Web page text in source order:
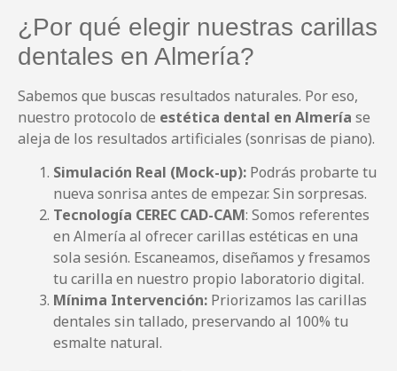
¿Por qué elegir nuestras carillas
dentales en Almería?
Sabemos que buscas resultados naturales. Por eso,
nuestro protocolo de estética dental en Almería se
aleja de los resultados artificiales (sonrisas de piano).
Simulación Real (Mock-up): Podrás probarte tu
nueva sonrisa antes de empezar. Sin sorpresas.
Tecnología CEREC CAD-CAM: Somos referentes
en Almería al ofrecer carillas estéticas en una
sola sesión. Escaneamos, diseñamos y fresamos
tu carilla en nuestro propio laboratorio digital.
Mínima Intervención: Priorizamos las carillas
dentales sin tallado, preservando al 100% tu
esmalte natural.